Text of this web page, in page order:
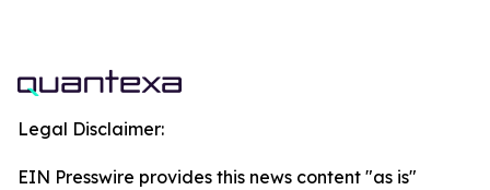
Legal Disclaimer:
EIN Presswire provides this news content "as is"